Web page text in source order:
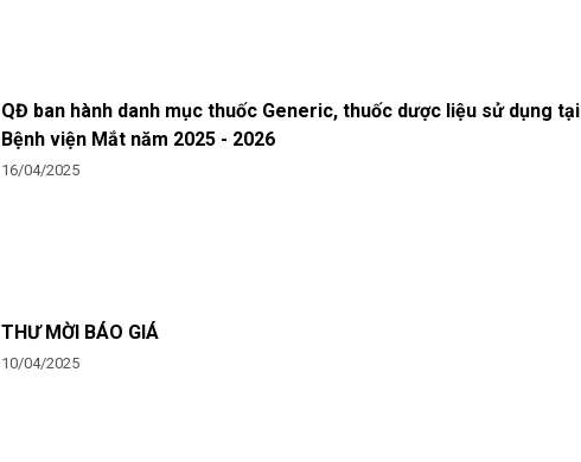
QĐ ban hành danh mục thuốc Generic, thuốc dược liệu sử dụng tại
Bệnh viện Mắt năm 2025 - 2026
16/04/2025
THƯ MỜI BÁO GIÁ
10/04/2025